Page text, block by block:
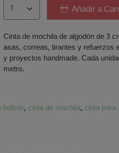
Añadir a
Cinta de mochila de algodón de 3
asas, correas, tirantes y refuerzos
y proyectos handmade. Cada
metro.
bolsos cinta de mochila cinta para